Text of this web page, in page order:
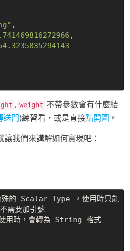
,
,
, weight 不帶參數會有什麼結
送門)練習看，或是直接點開圖 。
讓我們來講解如何實現吧：
的 Scalar Type ，使用時只能
需要加引號
時，會轉為 String 格式